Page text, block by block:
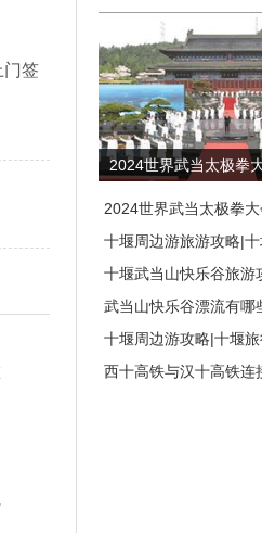
门签
十堰周边游旅游攻略|